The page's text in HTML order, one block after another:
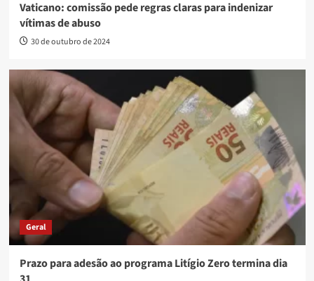
Vaticano: comissão pede regras claras para indenizar
vítimas de abuso
30 de outubro de 2024
Geral
Prazo para adesão ao programa Litígio Zero termina dia